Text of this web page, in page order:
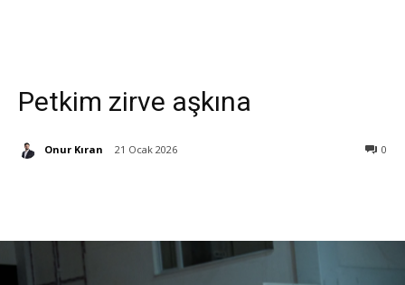
Petkim zirve aşkına
Onur Kıran 21 Ocak 2026 0